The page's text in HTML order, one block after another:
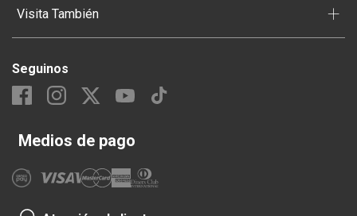
Visita También +
Seguinos
Medios de pago